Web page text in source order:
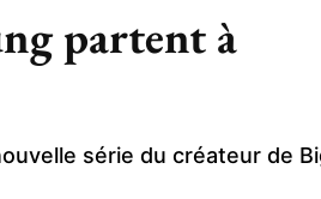
partent à
série du créateur de